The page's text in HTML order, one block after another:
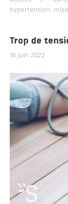
hypertension,
Trop de
16 juin 2022